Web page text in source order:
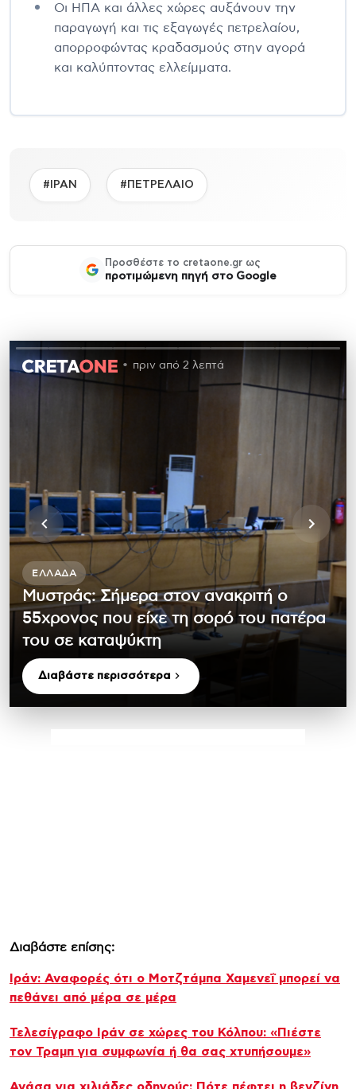
Οι ΗΠΑ και άλλες χώρες αυξάνουν την
παραγωγή και τις εξαγωγές πετρελαίου,
απορροφώντας κραδασμούς στην αγορά
και καλύπτοντας ελλείμματα.
#ΙΡΑΝ #ΠΕΤΡΕΛΑΙΟ
Προσθέστε το cretaone.gr ως
προτιμώμενη πηγή στο Google
πριν από 2 λεπτά
ΕΛΛΆΔΑ
Μυστράς: Σήμερα στον ανακριτή ο
55χρονος που είχε τη σορό του πατέρα
του σε καταψύκτη
Διαβάστε περισσότερα
Διαβάστε επίσης:
Ιράν: Αναφορές ότι ο Μοτζτάμπα Χαμενεΐ μπορεί να
πεθάνει από μέρα σε μέρα
Τελεσίγραφο Ιράν σε χώρες του Κόλπου: «Πιέστε
τον Τραμπ για συμφωνία ή θα σας χτυπήσουμε»
Ανάσα για χιλιάδες οδηγούς: Πότε πέφτει η βενζίνη